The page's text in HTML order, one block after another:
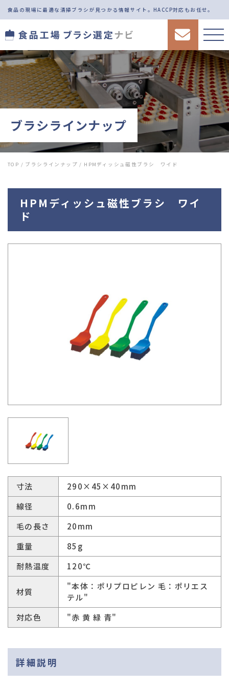
食品の現場に最適な清掃ブラシが見つかる情報サイト。 HACCP対応もお任せ。
03-
ブラシラインナップ
TOP / ブラシラインナップ / HPMディッシュ磁性ブラシ ワイド
HPMディッシュ磁性ブラシ ワイ
ド
寸法
290×45×40mm
線径
0.6mm
毛の長さ
20mm
重量
85g
耐熱温度
120℃
材質
"本体：ポリプロピレン 毛：ポリエス
テル"
対応色
"赤 黄 緑 青"
詳細説明